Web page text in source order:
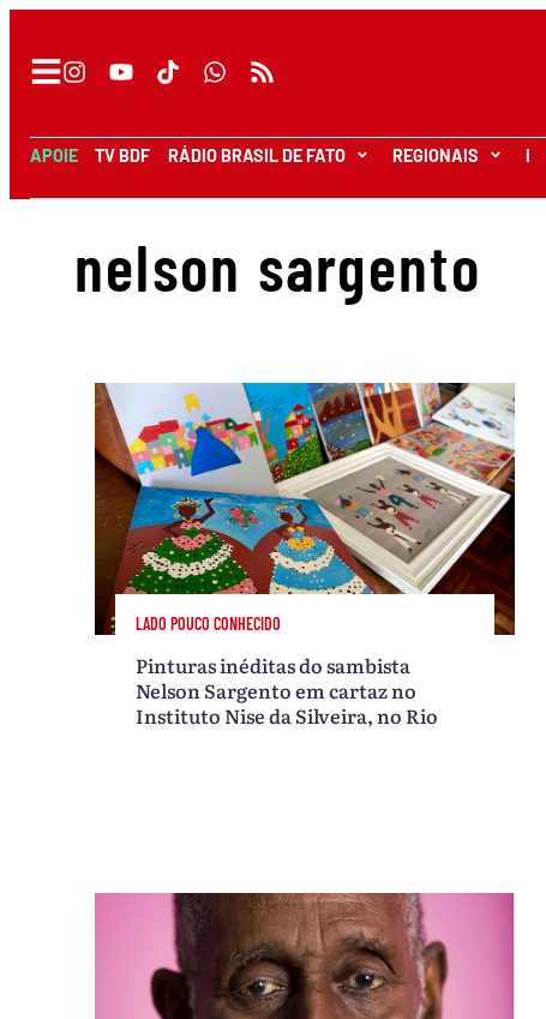
APOIE TV BDF RÁDIO BRASIL DE FATO REGIONAIS I
nelson sargento
LADO POUCO CONHECIDO
Pinturas inéditas do sambista
Nelson Sargento em cartaz no
Instituto Nise da Silveira, no Rio